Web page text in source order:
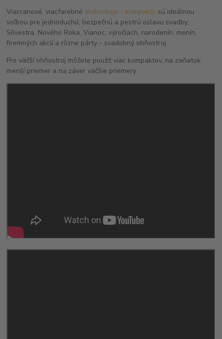
Viacranové, viacfarebné ohňostroje - kompakty sú ideálnou
voľbou pre jednoduchú, bezpečnú a pestrú oslavu svadby,
Silvestra, Nového Roka, Vianoc, výročiach, narodenín, menín,
firemných akcií a rôzne párty - svadobný ohňostroj.
Pre väčší ohňostroj môžete použiť viac kompaktov, na začiatok
menší priemer a na záver väčšie priemery.